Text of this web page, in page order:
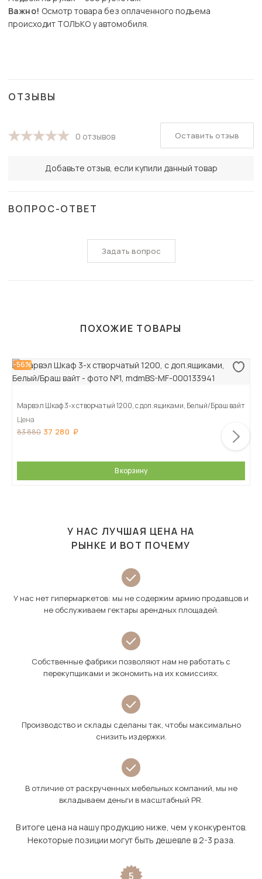
Важно! Осмотр товара без оплаченного подъема
происходит ТОЛЬКО у автомобиля.
ОТЗЫВЫ
0 отзывов
Добавьте отзыв, если купили данный товар
Оставить отзыв
ВОПРОС-ОТВЕТ
Задать вопрос
ПОХОЖИЕ ТОВАРЫ
-56%
Марвэл Шкаф 3-х створчатый 1200, с доп.ящиками, Белый/Браш вайт
Цена
83 880 37 280
В корзину
У НАС ЛУЧШАЯ ЦЕНА НА
РЫНКЕ И ВОТ ПОЧЕМУ
У нас нет гипермаркетов: мы не содержим армию продавцов и
не обслуживаем гектары арендных площадей.
Собственные фабрики позволяют нам не работать с
перекупщиками и экономить на их комиссиях.
Производство и склады сделаны так, чтобы максимально
снизить издержки.
В отличие от раскрученных мебельных компаний, мы не
вкладываем деньги в масштабный PR.
В итоге цена на нашу продукцию ниже, чем у конкурентов.
Некоторые позиции могут быть дешевле в 2-3 раза.
5